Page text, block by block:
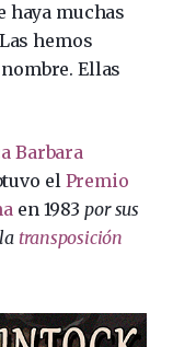
haya muchas
hemos
Ellas
Barbara
el Premio
en 1983por sus
transposición